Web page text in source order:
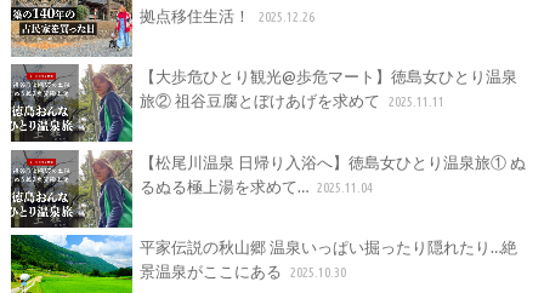
拠点移住生活！
2025.12.26
【大歩危ひとり観光@歩危マート】徳島女ひとり温泉
旅② 祖谷豆腐とぼけあげを求めて
2025.11.11
【松尾川温泉 日帰り入浴へ】徳島女ひとり温泉旅① ぬ
るぬる極上湯を求めて… 2025.11.04
平家伝説の秋山郷 温泉いっぱい掘ったり隠れたり…絶
景温泉がここにある
2025.10.30